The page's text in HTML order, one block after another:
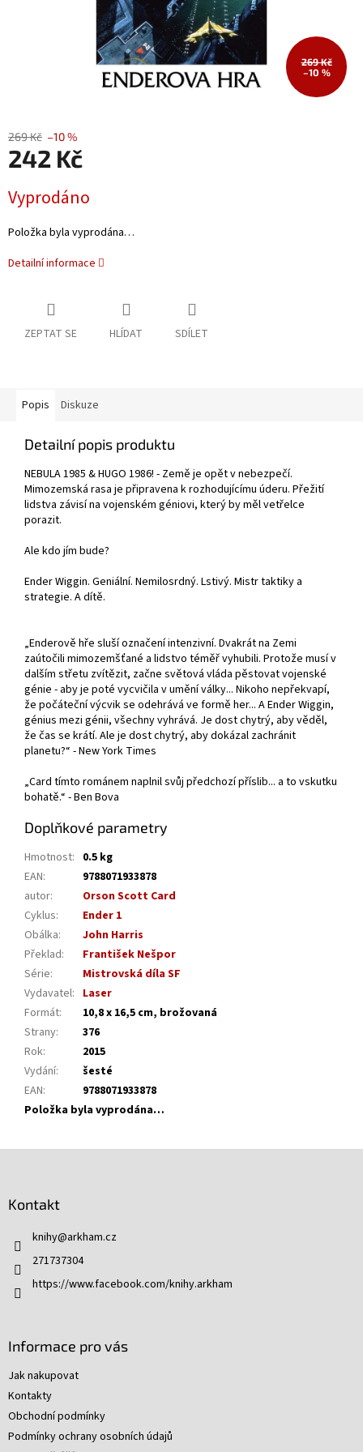
269 Kč
–10 %
269 Kč –10 %
242 Kč
cena:
Vyprodáno
Položka byla vyprodána…
Detailní informace
ZEPTAT SE HLÍDAT SDÍLET
Popis Diskuze
Detailní popis produktu
NEBULA 1985 & HUGO 1986! - Země je opět v nebezpečí.
Mimozemská rasa je připravena k rozhodujícímu úderu. Přežití
lidstva závisí na vojenském géniovi, který by měl vetřelce
porazit.
Ale kdo jím bude?
Ender Wiggin. Geniální. Nemilosrdný. Lstivý. Mistr taktiky a
strategie. A dítě.
„Enderově hře sluší označení intenzivní. Dvakrát na Zemi
zaútočili mimozemšťané a lidstvo téměř vyhubili. Protože musí v
dalším střetu zvítězit, začne světová vláda pěstovat vojenské
génie - aby je poté vycvičila v umění války... Nikoho nepřekvapí,
že počáteční výcvik se odehrává ve formě her... A Ender Wiggin,
génius mezi génii, všechny vyhrává. Je dost chytrý, aby věděl,
že čas se krátí. Ale je dost chytrý, aby dokázal zachránit
planetu?“ - New York Times
„Card tímto románem naplnil svůj předchozí příslib... a to vskutku
bohatě.“ - Ben Bova
Doplňkové parametry
Hmotnost: 0.5 kg
EAN:
9788071933878
autor:
Orson Scott Card
Cyklus:
Ender 1
Obálka:
John Harris
Překlad:
František Nešpor
Série:
Mistrovská díla SF
Vydavatel: Laser
Formát:
10,8 x 16,5 cm, brožovaná
Strany:
376
Rok:
2015
Vydání:
šesté
EAN:
9788071933878
Položka byla vyprodána…
Kontakt
knihy@arkham.cz
271737304
https://www.facebook.com/knihy.arkham
Informace pro vás
Jak nakupovat
Kontakty
Obchodní podmínky
Podmínky ochrany osobních údajů